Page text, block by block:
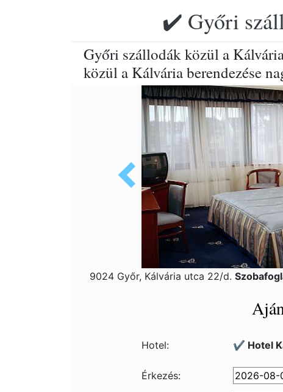
✔️ Győri
Győri szállodák közül a
közül a Kálvária berendezése
9024 Győr, Kálvária utca 22/d.
Hotel: ✔️ Hotel
Érkezés: